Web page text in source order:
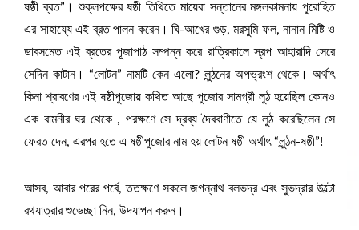
ষষ্ঠী ব্রত”। শুক্লপক্ষের ষষ্ঠী তিথিতে মায়েরা সন্তানের মঙ্গলকামনায় পুরোহিত
এর সাহায্যে এই ব্রত পালন করেন। ঘি-আখের গুড়, মরসুমি ফল, নানান মিষ্টি ও
ডাবসমেত এই ব্রতের পূজাপাঠ সম্পন্ন করে রাত্রিকালে স্বল্প আহারাদি ‌সেরে
সেদিন কাটান। “লোটন” নামটি কেন এলো? লুন্ঠনের অপভ্রংশ থেকে। অর্থাৎ
কিনা শ্রাবণের এই ষষ্ঠীপুজোয় কথিত আছে পুজোর সামগ্রী লুঠ হয়েছিল কোনও
এক বামনীর ঘর থেকে , পরক্ষণে সে দ্রব্য দৈববাণীতে যে লুঠ করেছিলেন সে
ফেরত দেন, এরপর হতে এ ষষ্ঠীপুজোর নাম হয় লোটন ষষ্ঠী অর্থাৎ “লুন্ঠন-ষষ্ঠী”!
আসব, আবার পরের পর্বে, ততক্ষণে সকলে জগন্নাথ বলভদ্র এবং সুভদ্রার উল্টো
রথযাত্রার শুভেচ্ছা নিন, উদযাপন করুন।